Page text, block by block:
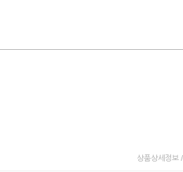
상품상세정보 /